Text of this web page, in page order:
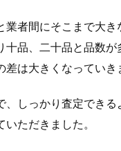
業者間にそこまで大
十品、二十品と品数
は大きくなっていき
、しっかり査定できる
ただきました。